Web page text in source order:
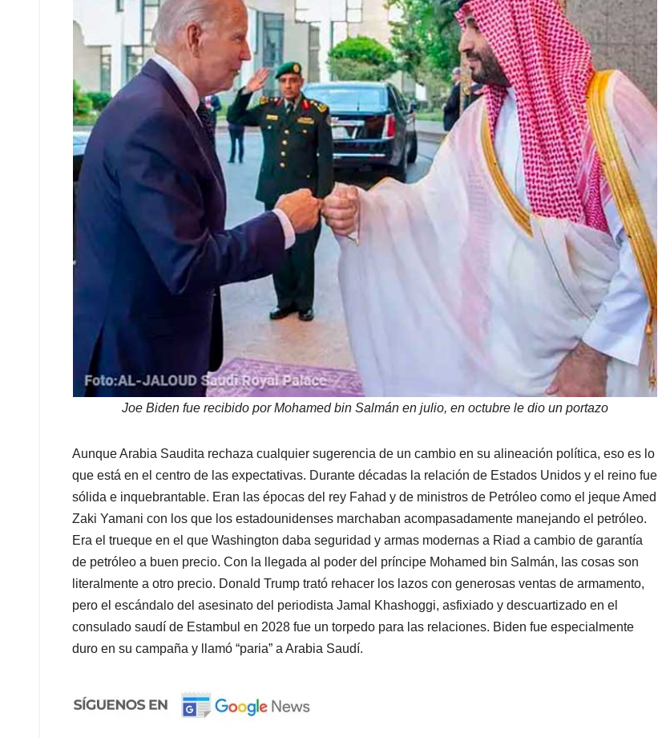
Joe Biden fue recibido por Mohamed bin Salmán en julio, en octubre le dio un portazo
Aunque Arabia Saudita rechaza cualquier sugerencia de un cambio en su alineación política, eso es lo
que está en el centro de las expectativas. Durante décadas la relación de Estados Unidos y el reino fue
sólida e inquebrantable. Eran las épocas del rey Fahad y de ministros de Petróleo como el jeque Amed
Zaki Yamani con los que los estadounidenses marchaban acompasadamente manejando el petróleo.
Era el trueque en el que Washington daba seguridad y armas modernas a Riad a cambio de garantía
de petróleo a buen precio. Con la llegada al poder del príncipe Mohamed bin Salmán, las cosas son
literalmente a otro precio. Donald Trump trató rehacer los lazos con generosas ventas de armamento,
pero el escándalo del asesinato del periodista Jamal Khashoggi, asfixiado y descuartizado en el
consulado saudí de Estambul en 2028 fue un torpedo para las relaciones. Biden fue especialmente
duro en su campaña y llamó “paria” a Arabia Saudí.